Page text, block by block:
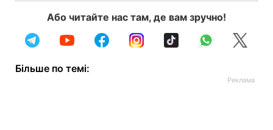
Або читайте нас там, де вам зручно!
Більше по темі: